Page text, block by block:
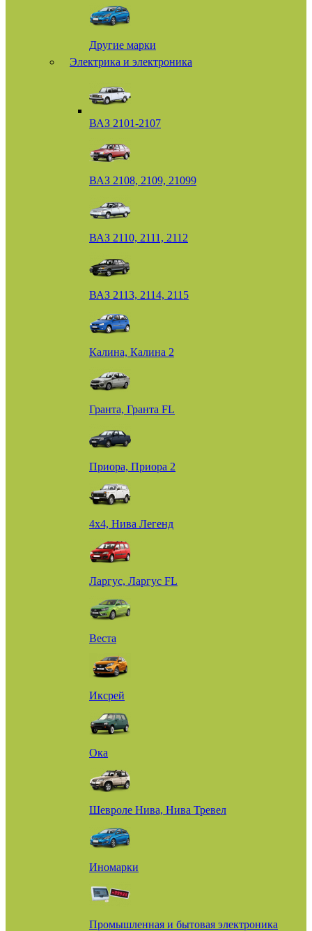
Другие марки
Электрика и электроника
ВАЗ 2101-2107
ВАЗ 2108, 2109, 21099
ВАЗ 2110, 2111, 2112
ВАЗ 2113, 2114, 2115
Калина, Калина 2
Гранта, Гранта FL
Приора, Приора 2
4х4, Нива Легенд
Ларгус, Ларгус FL
Веста
Иксрей
Ока
Шевроле Нива, Нива Тревел
Иномарки
Промышленная и бытовая электроника